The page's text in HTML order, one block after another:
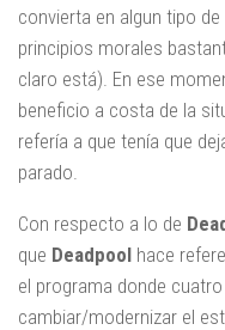
convierta en algun tipo
principios morales
claro está). En ese
beneficio a costa de la
refería a que tenía que
parado.
Con respecto a lo de
que Deadpool hace
el programa donde
cambiar/modernizar el